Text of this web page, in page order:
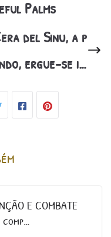
Palms
del Sinu, a p
ergue-se i…
E COMBATE
comp…